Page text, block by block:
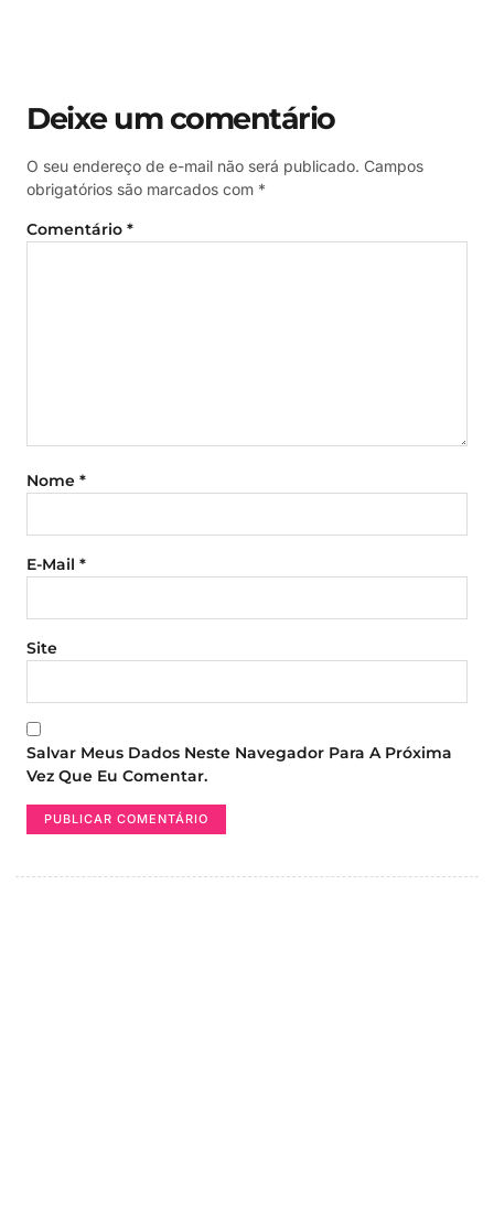
Deixe um comentário
O seu endereço de e-mail não será publicado. Campos
obrigatórios são marcados com *
Comentário *
Nome *
E-Mail *
Site
Salvar Meus Dados Neste Navegador Para A Próxima
Vez Que Eu Comentar.